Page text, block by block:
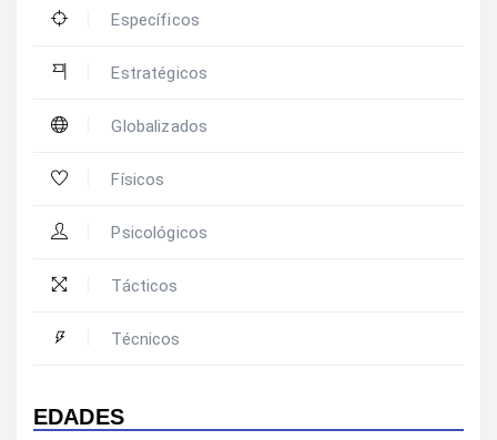
Específicos
Estratégicos
Globalizados
Físicos
Psicológicos
Tácticos
Técnicos
EDADES